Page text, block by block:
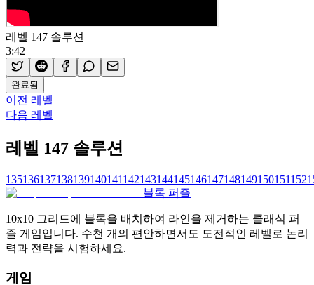
레벨 147 솔루션
3:42
완료됨
이전 레벨
다음 레벨
레벨 147 솔루션
135136137138139140141142143144145146147148149150151152
블록 퍼즐
10x10 그리드에 블록을 배치하여 라인을 제거하는 클래식 퍼
즐 게임입니다. 수천 개의 편안하면서도 도전적인 레벨로 논리
력과 전략을 시험하세요.
게임